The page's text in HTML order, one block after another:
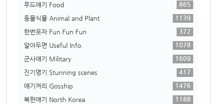
푸드얘기 Food
865
동물식물 Animal and Plant
1139
한번웃자 Fun Fun Fun
372
알아두면 Useful Info.
1078
군사얘기 Military
1609
진기명기 Stunning scenes
417
얘기꺼리 Gosship
1476
북한얘기 North Korea
1188